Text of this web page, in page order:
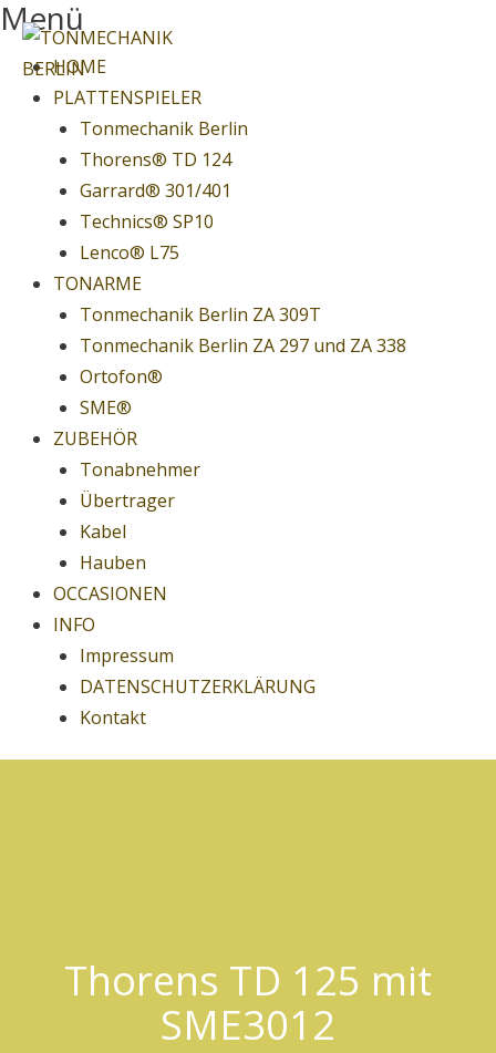
Springe
zum
Inhalt
Menü
HOME
PLATTENSPIELER
Tonmechanik Berlin
Thorens® TD 124
Garrard® 301/401
Technics® SP10
Lenco® L75
TONARME
Tonmechanik Berlin ZA 309T
Tonmechanik Berlin ZA 297 und ZA 338
Ortofon®
SME®
ZUBEHÖR
Tonabnehmer
Übertrager
Kabel
Hauben
OCCASIONEN
INFO
Impressum
DATENSCHUTZERKLÄRUNG
Kontakt
Thorens TD 125 mit
SME3012